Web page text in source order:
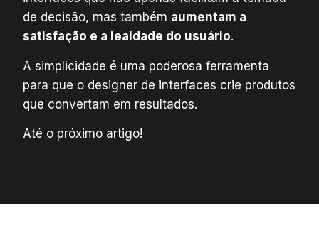
de decisão, mas também aumentam a
satisfação e a lealdade do usuário.
A simplicidade é uma poderosa ferramenta
para que o designer de interfaces crie produtos
que convertam em resultados.
Até o próximo artigo!